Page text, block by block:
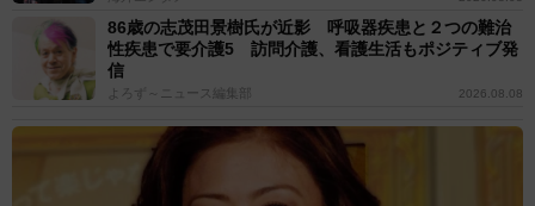
86歳の志茂田景樹氏が近影 呼吸器疾患と２つの難治
性疾患で要介護5 訪問介護、看護生活もポジティブ発
信
よろず～ニュース編集部 2026.08.08